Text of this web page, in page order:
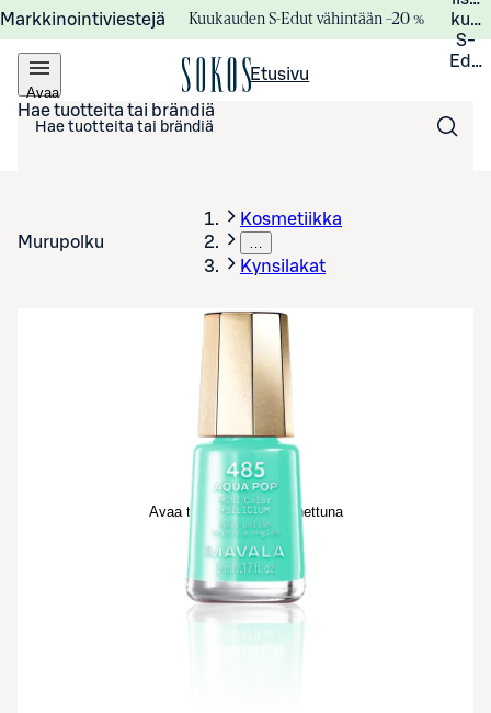
Markkinointiviestejä Kuukauden S-Edut vähintään –20 %
S-
Avaa
valikko
Etusivu
Hae tuotteita tai brändiä
Murupolku
Kosmetiikka
…
Kynsilakat
Avaa tuotekuva suurennettuna